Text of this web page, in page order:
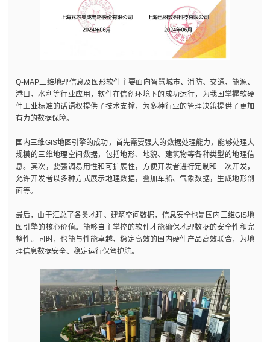
Q-MAP三维地理信息及图形软件主要面向智慧城市、消防、交通、能源、
港口、水利等行业应用，软件在信创环境下的成功运行，为我国掌握软硬
件工业标准的话语权提供了技术支撑，为多种行业的管理决策提供了更加
有力的数据保障。
国内三维GIS地图引擎的成功，首先需要强大的数据处理能力，能够处理大
规模的三维地理空间数据，包括地形、地貌、建筑物等各种类型的地理信
息。其次，要强调易用性和可扩展性，方便开发者进行定制和二次开发，
允许开发者以多种方式展示地理数据，叠加车船、气象数据，生成地形剖
面等。
最后，由于汇总了各类地理、建筑空间数据，信息安全也是国内三维GIS地
图引擎的核心价值。能够自主掌控的软件才能确保地理数据的安全性和完
整性。同时，也能与性能卓越、稳定高效的国内硬件产品高效联合，为地
理信息数据安全、稳定运行保驾护航。